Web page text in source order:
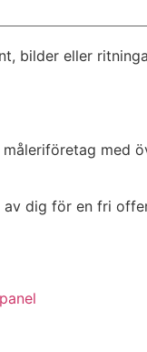
bilder eller
med
av dig för en fri